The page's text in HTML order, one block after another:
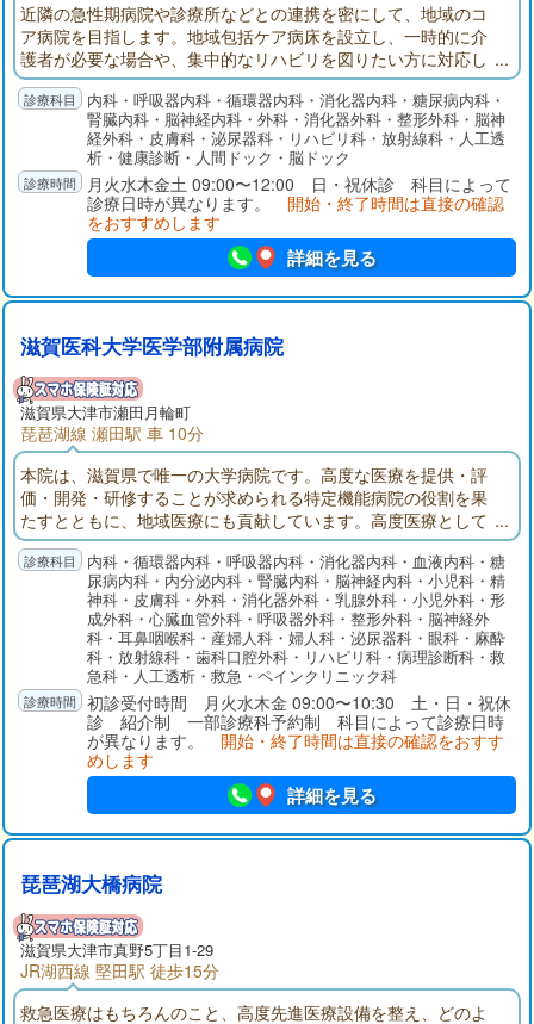
近隣の急性期病院や診療所などとの連携を密にして、地域のコ
ア病院を目指します。地域包括ケア病床を設立し、一時的に介
護者が必要な場合や、集中的なリハビリを図りたい方に対応し
ています。外来診療では、脳卒中･高血圧･心不全･糖尿病･脂質
異常症･胃十二指腸潰瘍･腸疾患を中心とし、他にも皮膚科･整形
外科･泌尿器科も行っています。華頂会グループでは、在宅支援
を目的とした、居宅介護支援相談室、訪問看護ステーション、
訪問リハビリステーションの活動も行っております。
内科・呼吸器内科・循環器内科・消化器内科・糖尿病内科・
腎臓内科・脳神経内科・外科・消化器外科・整形外科・脳神
経外科・皮膚科・泌尿器科・リハビリ科・放射線科・人工透
析・健康診断・人間ドック・脳ドック
月火水木金土 09:00〜12:00 日・祝休診 科目によって
診療日時が異なります。 開始・終了時間は直接の確認
をおすすめします
詳細を見る
滋賀医科大学医学部附属病院
滋賀県大津市瀬田月輪町
琵琶湖線 瀬田駅 車 10分
本院は、滋賀県で唯一の大学病院です。高度な医療を提供・評
価・開発・研修することが求められる特定機能病院の役割を果
たすとともに、地域医療にも貢献しています。高度医療として
「がん医療」「新生児・産科医療」「アレルギー医療」「難病
医療」「救急・災害医療」などの充実に取り組んでいます。
内科・循環器内科・呼吸器内科・消化器内科・血液内科・糖
尿病内科・内分泌内科・腎臓内科・脳神経内科・小児科・精
神科・皮膚科・外科・消化器外科・乳腺外科・小児外科・形
成外科・心臓血管外科・呼吸器外科・整形外科・脳神経外
科・耳鼻咽喉科・産婦人科・婦人科・泌尿器科・眼科・麻酔
科・放射線科・歯科口腔外科・リハビリ科・病理診断科・救
急科・人工透析・救急・ペインクリニック科
初診受付時間 月火水木金 09:00〜10:30 土・日・祝休
診 紹介制 一部診療科予約制 科目によって診療日時
が異なります。 開始・終了時間は直接の確認をおすす
めします
詳細を見る
琵琶湖大橋病院
滋賀県大津市真野5丁目1-29
JR湖西線 堅田駅 徒歩15分
救急医療はもちろんのこと、高度先進医療設備を整え、どのよ